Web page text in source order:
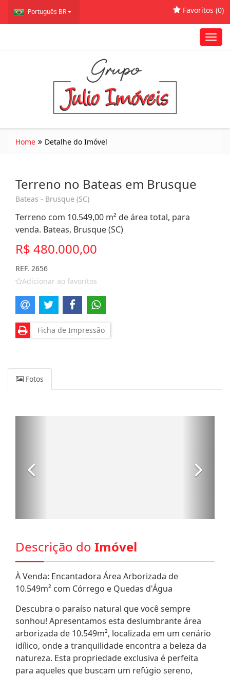
Português BR Favoritos (0)
Home Detalhe do Imóvel
Terreno no Bateas em Brusque
Bateas - Brusque (SC)
Terreno com 10.549,00 m² de área total, para
venda. Bateas, Brusque (SC)
R$ 480.000,00
REF. 2656
Adicionar ao favoritos
Ficha de Impressão
Fotos
Descrição do Imóvel
À Venda: Encantadora Área Arborizada de
10.549m² com Córrego e Quedas d'Água
Descubra o paraíso natural que você sempre
sonhou! Apresentamos esta deslumbrante área
arborizada de 10.549m², localizada em um cenário
idílico, onde a tranquilidade encontra a beleza da
natureza. Esta propriedade exclusiva é perfeita
para aqueles que buscam um refúgio sereno,